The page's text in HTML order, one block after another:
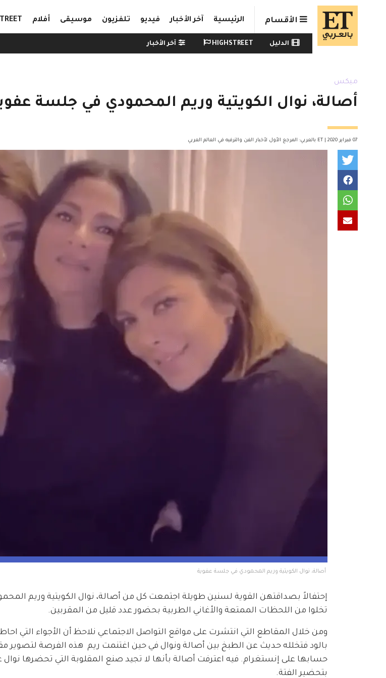
Skip to main content
الأقسام الرئيسية آخر الأخبار فيديو تلفزيون موسيقى أفلام
Watch menu
الدليل HIGHSTREET آخر الأخبار
ميكس
أصالة، نوال الكويتية وريم المحمودي في جلسة
07 فبراير 2020 | ET بالعربي: المرجع الأول لأخبار الفن والترفيه في العالم العربي
إحتفالاً بصداقتهن القوية لسنين طويلة اجتمعت كل من أصالة، نوال الكويتية وريم
تخلوا من اللحظات الممتعة والأغاني الطربية بحضور عدد قليل من المقربين.
ومن خلال المقاطع التي انتشرت على مواقع التواصل الاجتماعي نلاحظ أن الأجواء التي
بالود فتخلله حديث عن الطبخ بين أصالة ونوال في حين اغتنمت ريم  هذه الفرصة
حسابها على إنستغرام. فيه اعترفت أصالة بأنها لا تجيد صنع المقلوبة التي تحضرها نوال
بتحضير الفتة.